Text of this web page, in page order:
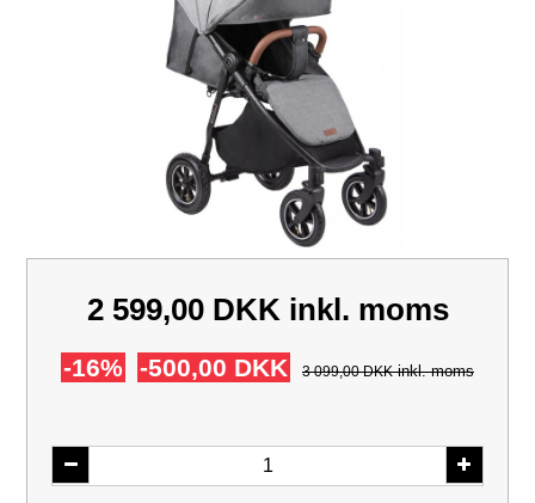
2 599,00 DKKinkl. moms
-16% -500,00 DKK 3 099,00 DKKinkl. moms